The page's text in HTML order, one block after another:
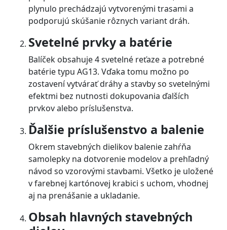
plynulo prechádzajú vytvorenými trasami a
podporujú skúšanie rôznych variant dráh.
Svetelné prvky a batérie
Balíček obsahuje 4 svetelné reťaze a potrebné
batérie typu AG13. Vďaka tomu možno po
zostavení vytvárať dráhy a stavby so svetelnými
efektmi bez nutnosti dokupovania ďalších
prvkov alebo príslušenstva.
Ďalšie príslušenstvo a balenie
Okrem stavebných dielikov balenie zahŕňa
samolepky na dotvorenie modelov a prehľadný
návod so vzorovými stavbami. Všetko je uložené
v farebnej kartónovej krabici s uchom, vhodnej
aj na prenášanie a ukladanie.
Obsah hlavných stavebných